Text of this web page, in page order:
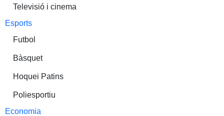
Televisió i cinema
Esports
Futbol
Bàsquet
Hoquei Patins
Poliesportiu
Economia